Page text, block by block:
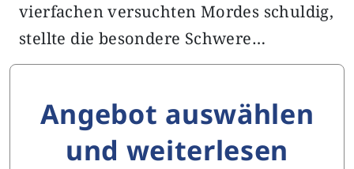
vierfachen versuchten Mordes schuldig,
stellte die besondere Schwere…
Angebot auswählen
und weiterlesen